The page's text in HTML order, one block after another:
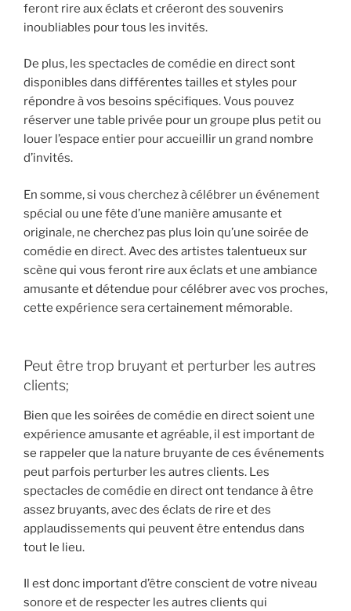
feront rire aux éclats et créeront des souvenirs
inoubliables pour tous les invités.
De plus, les spectacles de comédie en direct sont
disponibles dans différentes tailles et styles pour
répondre à vos besoins spécifiques. Vous pouvez
réserver une table privée pour un groupe plus petit ou
louer l’espace entier pour accueillir un grand nombre
d’invités.
En somme, si vous cherchez à célébrer un événement
spécial ou une fête d’une manière amusante et
originale, ne cherchez pas plus loin qu’une soirée de
comédie en direct. Avec des artistes talentueux sur
scène qui vous feront rire aux éclats et une ambiance
amusante et détendue pour célébrer avec vos proches,
cette expérience sera certainement mémorable.
Peut être trop bruyant et perturber les autres
clients;
Bien que les soirées de comédie en direct soient une
expérience amusante et agréable, il est important de
se rappeler que la nature bruyante de ces événements
peut parfois perturber les autres clients. Les
spectacles de comédie en direct ont tendance à être
assez bruyants, avec des éclats de rire et des
applaudissements qui peuvent être entendus dans
tout le lieu.
Il est donc important d’être conscient de votre niveau
sonore et de respecter les autres clients qui